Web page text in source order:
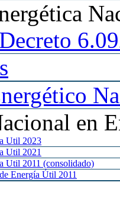
Decreto
en
Util 2023
Util 2021
Util 2011 (consolidado)
Energía Útil 2011